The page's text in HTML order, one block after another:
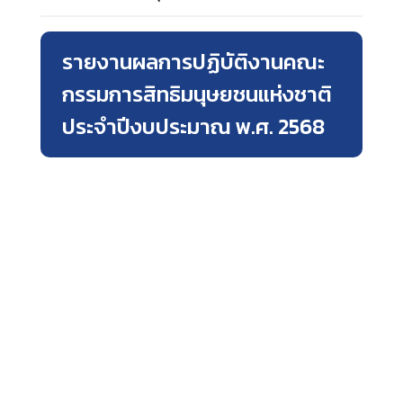
รายงานผลการปฏิบัติงานคณะ
กรรมการสิทธิมนุษยชนแห่งชาติ
ประจำปีงบประมาณ พ.ศ. 2568